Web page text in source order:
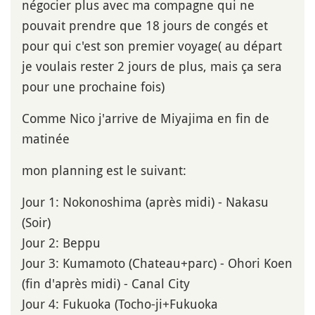
négocier plus avec ma compagne qui ne
pouvait prendre que 18 jours de congés et
pour qui c'est son premier voyage( au départ
je voulais rester 2 jours de plus, mais ça sera
pour une prochaine fois)
Comme Nico j'arrive de Miyajima en fin de
matinée
mon planning est le suivant:
Jour 1: Nokonoshima (après midi) - Nakasu
(Soir)
Jour 2: Beppu
Jour 3: Kumamoto (Chateau+parc) - Ohori Koen
(fin d'après midi) - Canal City
Jour 4: Fukuoka (Tocho-ji+Fukuoka